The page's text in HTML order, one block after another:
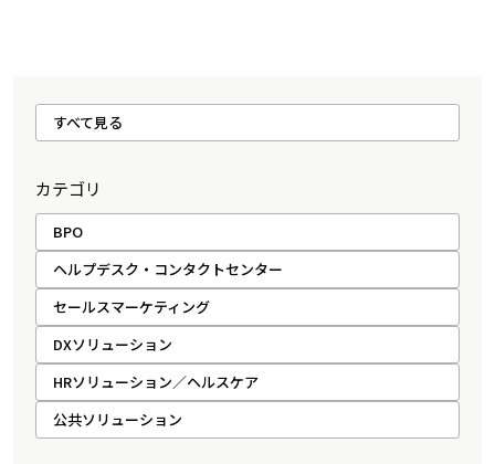
すべて見る
カテゴリ
BPO
ヘルプデスク・コンタクトセンター
セールスマーケティング
DXソリューション
HRソリューション／ヘルスケア
公共ソリューション